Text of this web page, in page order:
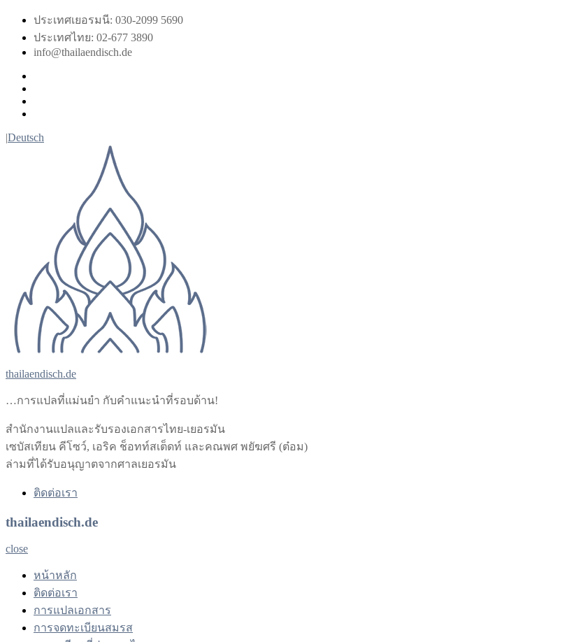
Skip
content
ประเทศเยอรมนี: 030-2099 5690
ประเทศไทย: 02-677 3890
info@thailaendisch.de
|Deutsch
thailaendisch.de
…การแปลที่แม่นยำ กับคำแนะนำที่รอบด้าน!
สำนักงานแปลและรับรองเอกสารไทย-เยอรมัน
เซบัสเทียน คีโซว์, เอริค ช็อทท์สเต็ดท์ และคณพศ พยัฆศรี (ต๋อม)
ล่ามที่ได้รับอนุญาตจากศาลเยอรมัน
ติดต่อเรา
thailaendisch.de
close
หน้าหลัก
ติดต่อเรา
การแปลเอกสาร
การจดทะเบียนสมรส